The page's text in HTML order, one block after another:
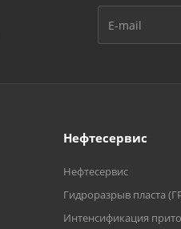
Нефтесервис
Нефтесервис
Гидроразрыв пласта
Интенсификация